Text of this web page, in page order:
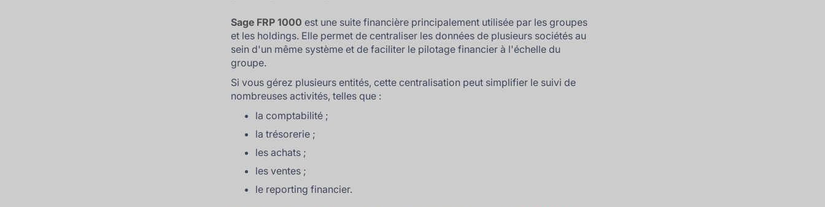
Sage FRP 1000 est une suite financière principalement utilisée par les groupes
et les holdings. Elle permet de centraliser les données de plusieurs sociétés au
sein d'un même système et de faciliter le pilotage financier à l'échelle du
groupe.
Si vous gérez plusieurs entités, cette centralisation peut simplifier le suivi de
nombreuses activités, telles que :
la comptabilité ;
la trésorerie ;
les achats ;
les ventes ;
le reporting financier.